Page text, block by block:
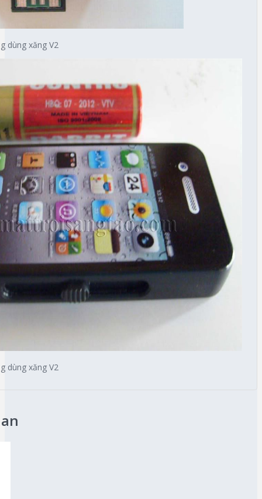
dùng xăng V2
dùng xăng V2